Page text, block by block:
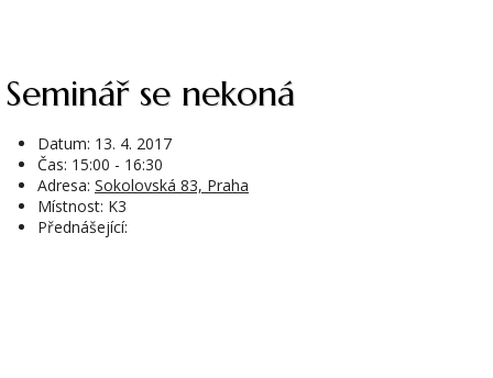
seminář se nekoná
Datum: 13. 4. 2017
Čas: 15:00 - 16:30
Adresa: Sokolovská 83, Praha
Místnost: K3
Přednášející: